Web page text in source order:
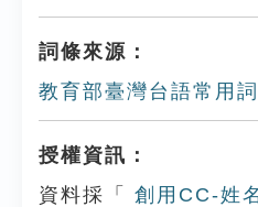
詞條來源：
教育部臺灣台語常用
授權資訊：
資料採「
創用CC-姓